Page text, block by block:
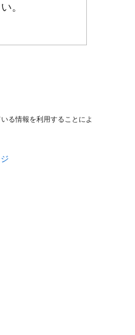
。
る情報を利用することによ